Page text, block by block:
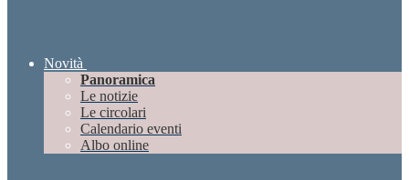
Novità
Panoramica
Le notizie
Le circolari
Calendario eventi
Albo online